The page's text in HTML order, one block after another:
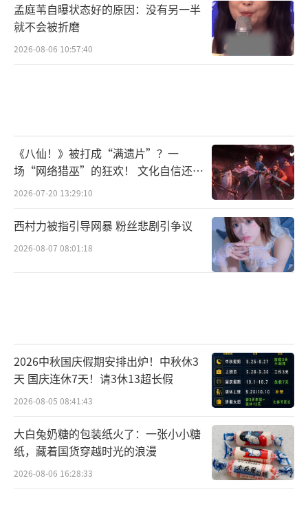
孟庭苇自曝状态好的原因：没有另一半
就不会被折磨
2026-08-06 10:57:40
《八仙！》被打成“满遗片”？一
场“网络猎巫”的狂欢！ 文化自信还是
焦虑？
2026-07-20 13:29:10
西村力被指引导网暴 粉丝悲剧引争议
2026-08-07 08:01:18
2026中秋国庆假期安排出炉！中秋休3
天 国庆连休7天！请3休13超长假
2026-08-05 08:41:43
大白兔奶糖的包装纸火了：一张小小糖
纸，藏着国货穿越时光的浪漫
2026-08-06 16:28:33